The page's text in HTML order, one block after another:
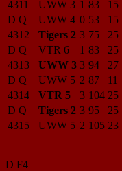
4311
UWW 3 1 83 15
D Q
UWW 4 0 53 15
4312
Tigers 2 3 75 25
D Q
VTR 6 1 83 25
4313
UWW 3 3 94 27
D Q
UWW 5 2 87 11
4314
VTR 5 3 104 25
D Q
Tigers 2 3 95 25
4315
UWW 5 2 105 23
D F4